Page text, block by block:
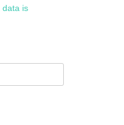
data is